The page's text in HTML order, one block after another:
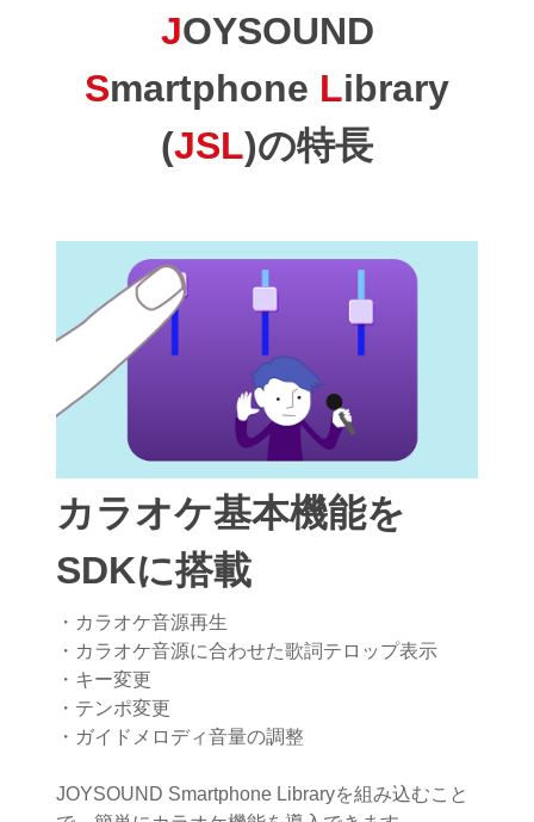
JOYSOUND
Smartphone Library
(JSL)の特長
カラオケ基本機能を
SDKに搭載
・カラオケ音源再生
・カラオケ音源に合わせた歌詞テロップ表示
・キー変更
・テンポ変更
・ガイドメロディ音量の調整
JOYSOUND Smartphone Libraryを組み込むこと